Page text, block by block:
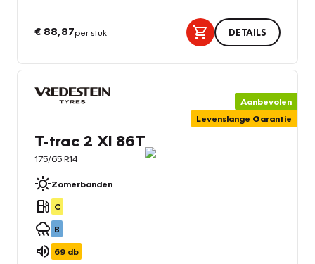
€ 88,87per stuk DETAILS
Aanbevolen
Levenslange Garantie
T-trac 2 Xl 86T
175/65 R14
Zomerbanden
C
B
69 db